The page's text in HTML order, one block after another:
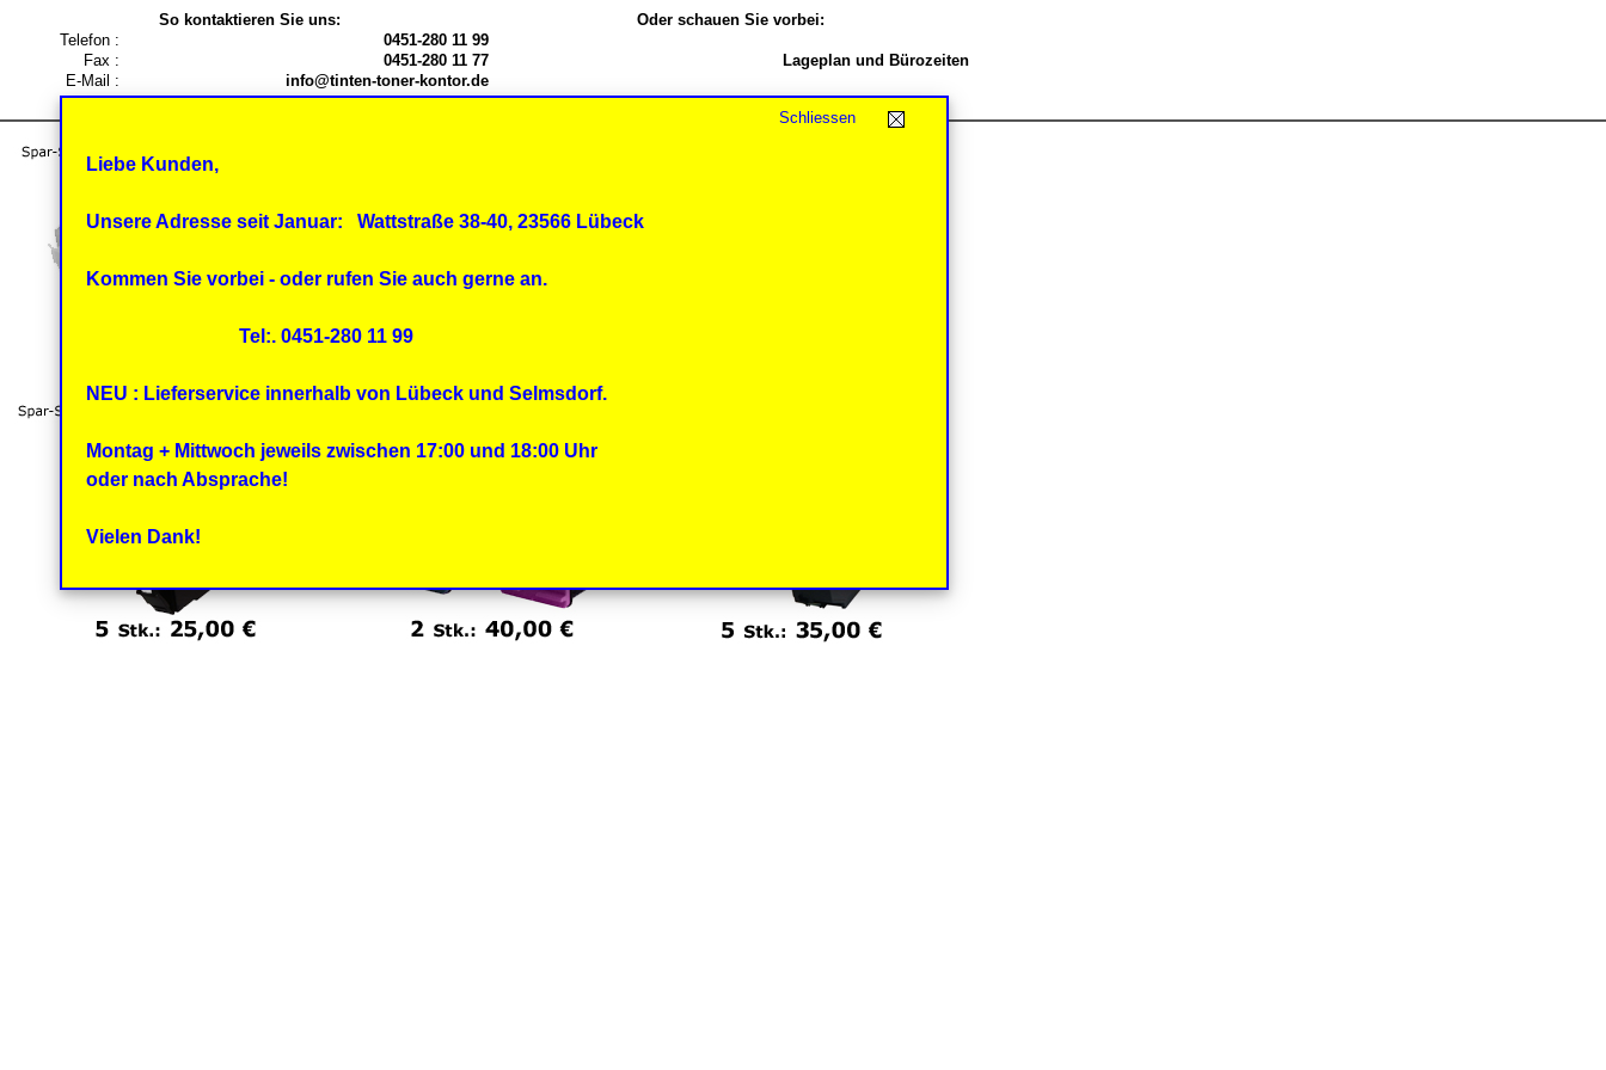
So kontaktieren Sie uns:
Oder schauen Sie vorbei:
Telefon :
0451-280 11 99
Fax :
0451-280 11 77
Lageplan und Bürozeiten
E-Mail :
info@tinten-toner-kontor.de
Schliessen
Liebe Kunden,
Unsere Adresse seit Januar: Wattstraße 38-40, 23566 Lübeck
Kommen Sie vorbei - oder rufen Sie auch gerne an.
Tel:. 0451-280 11 99
NEU : Lieferservice innerhalb von Lübeck und Selmsdorf.
Montag + Mittwoch jeweils zwischen 17:00 und 18:00 Uhr
oder nach Absprache!
Vielen Dank!